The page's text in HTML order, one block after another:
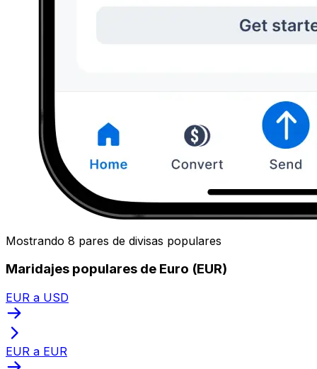
Mostrando 8 pares de divisas populares
Maridajes populares de Euro (EUR)
EUR a USD
EUR a EUR